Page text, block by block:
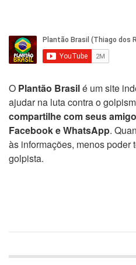
O Plantão Brasilé um site
ajudar na luta contra o
compartilhe com seus
Facebook e WhatsApp.
às informações, menos
golpista.